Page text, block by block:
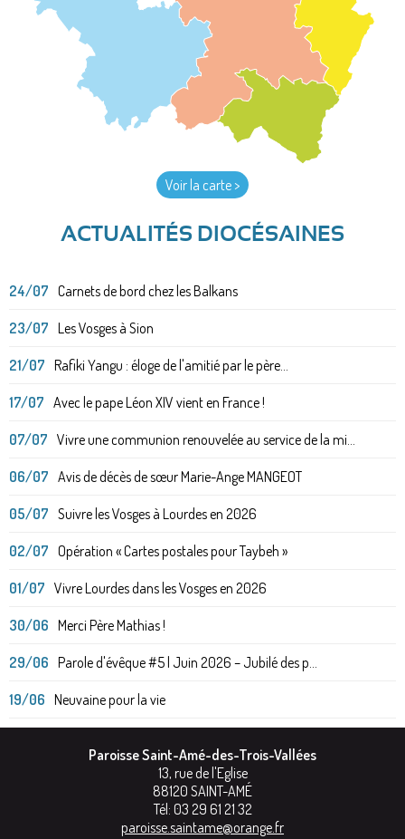
Voir la carte >
ACTUALITÉS DIOCÉSAINES
24/07 Carnets de bord chez les Balkans
23/07 Les Vosges à Sion
21/07 Rafiki Yangu : éloge de l'amitié par le père...
17/07 Avec le pape Léon XIV vient en France !
07/07 Vivre une communion renouvelée au service de la mi...
06/07 Avis de décès de sœur Marie-Ange MANGEOT
05/07 Suivre les Vosges à Lourdes en 2026
02/07 Opération « Cartes postales pour Taybeh »
01/07 Vivre Lourdes dans les Vosges en 2026
30/06 Merci Père Mathias !
29/06 Parole d'évêque #5 | Juin 2026 – Jubilé des p...
19/06 Neuvaine pour la vie
Paroisse Saint-Amé-des-Trois-Vallées
13, rue de l'Eglise
88120 SAINT-AMÉ
Tél: 03 29 61 21 32
paroisse.saintame@orange.fr